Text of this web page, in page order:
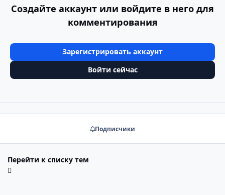
Создайте аккаунт или войдите в него для
комментирования
Зарегистрировать аккаунт
Войти сейчас
Подписчики
Перейти к списку тем